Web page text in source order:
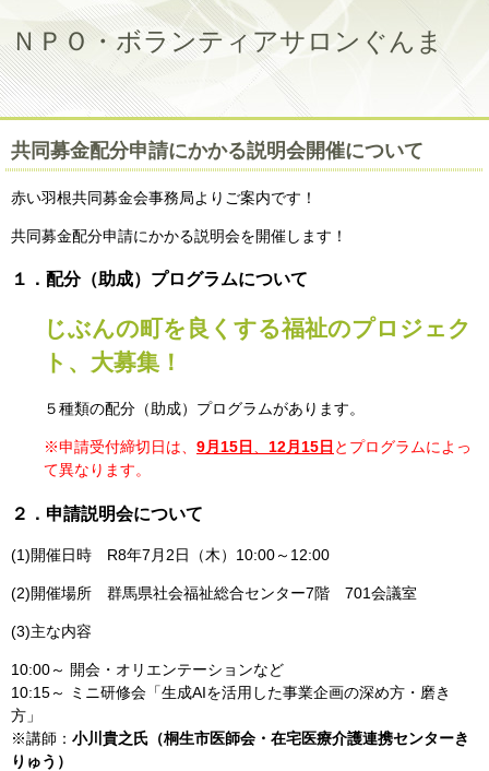
ＮＰＯ・ボランティアサロンぐんま
共同募金配分申請にかかる説明会開催について
赤い羽根共同募金会事務局よりご案内です！
共同募金配分申請にかかる説明会を開催します！
１．配分（助成）プログラムについて
じぶんの町を良くする福祉のプロジェク
ト、大募集！
５種類の配分（助成）プログラムがあります。
※申請受付締切日は、 9月15日 、 12月15日 とプログラムによっ
て異なります。
２．申請説明会について
(1)開催日時 R8年7月2日（木）10:00～12:00
(2)開催場所 群馬県社会福祉総合センター7階 701会議室
(3)主な内容
10:00～ 開会・オリエンテーションなど
10:15～ ミニ研修会 「生成AIを活用した事業企画の深め方・磨き
方」
※講師： 小川貴之氏（桐生市医師会・在宅医療介護連携センターき
りゅう）